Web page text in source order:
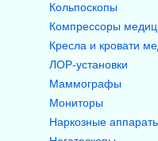
Кольпоскопы
Компрессоры
Кресла и кровати
ЛОР-установки
Маммографы
Мониторы
Наркозные